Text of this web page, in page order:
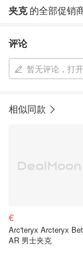
夹克的全部促销
评论
暂无评论，打
相似同款
€
Arc'teryx Arcteryx
AR 男士夹克